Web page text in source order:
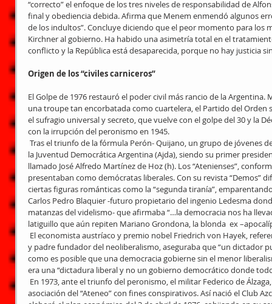
“correcto” el enfoque de los tres niveles de responsabilidad de
final y obediencia debida. Afirma que Menem enmendó algunos
de los indultos”. Concluye diciendo que el peor momento para los
Kirchner al gobierno. Ha habido una asimetría total en el
conflicto y la República está desaparecida, porque no hay justicia
Origen de los “civiles carniceros”
El Golpe de 1976 restauró el poder civil más rancio de la
una troupe tan encorbatada como cuartelera, el Partido del Orden
el sufragio universal y secreto, que vuelve con el golpe del 30 y la
con la irrupción del peronismo en 1945.
la Juventud Democrática Argentina (Ajda), siendo su primer
llamado José Alfredo Martínez de Hoz (h). Los “Atenienses”,
presentaban como demócratas liberales. Con su revista “Demos”
ciertas figuras románticas como la “segunda tiranía”,
Carlos Pedro Blaquier -futuro propietario del ingenio Ledesma
matanzas del videlismo- que afirmaba “…la democracia nos ha
latiguillo que aún repiten Mariano Grondona, la blonda  ex
y padre fundador del neoliberalismo, aseguraba que “un dictador
como es posible que una democracia gobierne sin el menor
era una “dictadura liberal y no un gobierno democrático donde
asociación del “Ateneo” con fines conspirativos. Así nació el Club